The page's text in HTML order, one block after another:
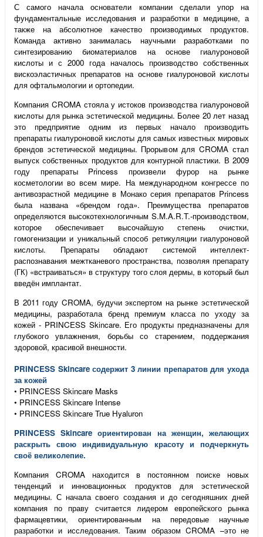
С самого начала основатели компании сделали упор на
фундаментальные исследования и разработки в медицине, а
также на абсолютное качество производимых продуктов.
Команда активно занималась научными разработками по
синтезированию биоматериалов на основе гиалуроновой
кислоты и с 2000 года началось производство собственных
вискоэластичных препаратов на основе гиалуроновой кислоты
для офтальмологии и ортопедии.
Компания CROMA стояла у истоков производства гиалуроновой
кислоты для рынка эстетической медицины. Более 20 лет назад
это предприятие одним из первых начало производить
препараты гиалуроновой кислоты для самых известных мировых
брендов эстетической медицины. Прорывом для CROMA стал
выпуск собственных продуктов для контурной пластики. В 2009
году препараты Princess произвели фурор на рынке
косметологии во всем мире. На международном конгрессе по
антивозрастной медицине в Монако серия препаратов Princess
была названа «брендом года». Преимущества препаратов
определяются высокотехнологичным S.M.A.R.T.-производством,
которое обеспечивает высочайшую степень очистки,
гомогенизации и уникальный способ ретикуляции гиалуроновой
кислоты. Препараты обладают системой интеллект-
распознавания межтканевого пространства, позволяя препарату
(ГК) «встраиваться» в структуру того слоя дермы, в который был
введён имплантат.
В 2011 году CROMA, будучи экспертом на рынке эстетической
медицины, разработала бренд премиум класса по уходу за
кожей - PRINCESS Skincare. Его продукты предназначены для
глубокого увлажнения, борьбы со старением, поддержания
здоровой, красивой внешности.
PRINCESS Skincare содержит 3 линии препаратов для ухода
за кожей
• PRINCESS Skincare Masks
• PRINCESS Skincare Intense
• PRINCESS Skincare True Hyaluron
PRINCESS Skincare ориентирован на женщин, желающих
раскрыть свою индивидуальную красоту и подчеркнуть
своё великолепие.
Компания CROMA находится в постоянном поиске новых
тенденций и инновационных продуктов для эстетической
медицины. С начала своего создания и до сегодняшних дней
компания по праву считается лидером европейского рынка
фармацевтики, ориентированным на передовые научные
разработки и исследования. Таким образом CROMA –это не